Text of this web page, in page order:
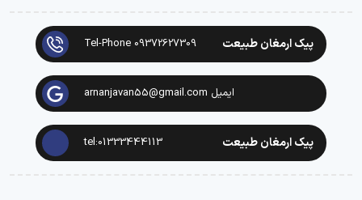
پیک ارمغان طبیعت Tel-Phone 09372627309
ایمیل arnanjavan55@gmail.com
پیک ارمغان طبیعت tel:01333444113